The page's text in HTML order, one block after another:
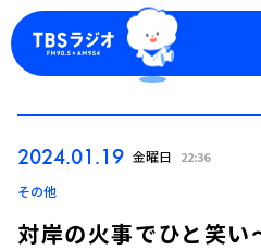
2024.01.19 金曜日 22:36
その他
対岸の火事でひと笑